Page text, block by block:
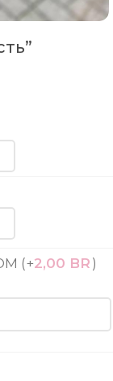
(+2,00 BR )